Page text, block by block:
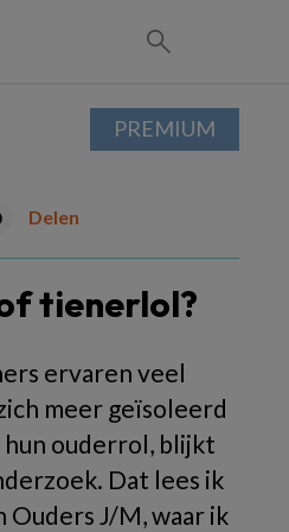
Delen
tienerlol?
ervaren veel
meer geïsoleerd
ouderrol, blijkt
Dat lees ik
Ouders J/M, waar ik
PREMIUM